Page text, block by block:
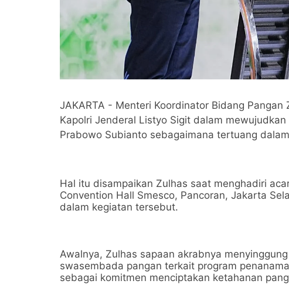
JAKARTA - Menteri Koordinator Bidang
Kapolri Jenderal Listyo Sigit dalam
Prabowo Subianto sebagaimana tertuang
Hal itu disampaikan Zulhas saat menghadiri
Convention Hall Smesco, Pancoran, Jakarta
dalam kegiatan tersebut.
Awalnya, Zulhas sapaan akrabnya
swasembada pangan terkait program
sebagai komitmen menciptakan ketahanan